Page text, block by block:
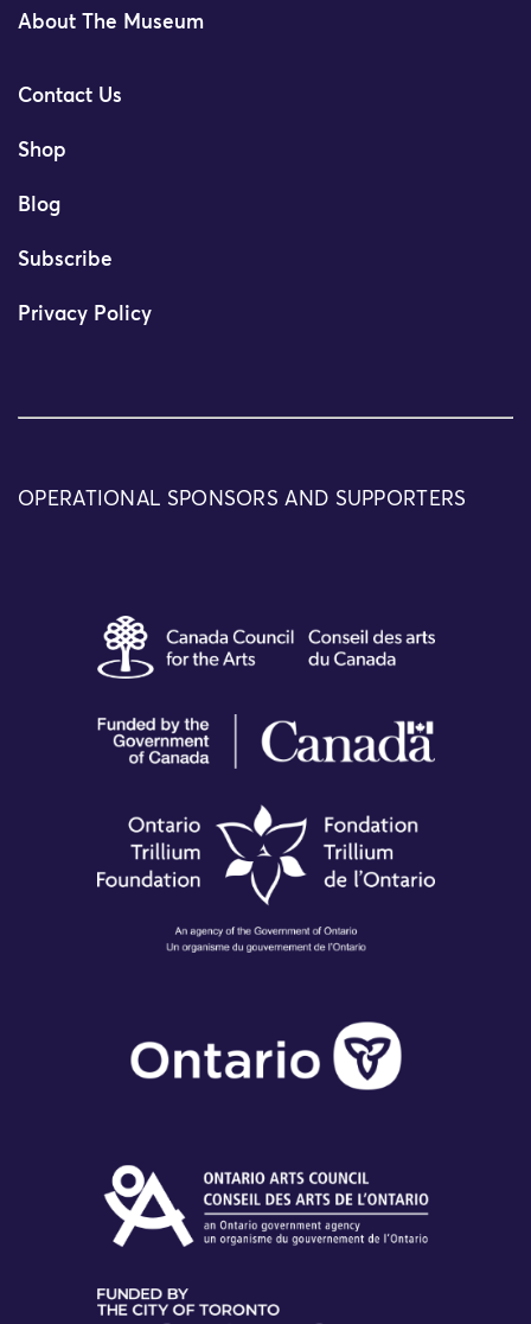
About The Museum
Contact Us
Shop
Blog
Subscribe
Privacy Policy
OPERATIONAL SPONSORS AND SUPPORTERS